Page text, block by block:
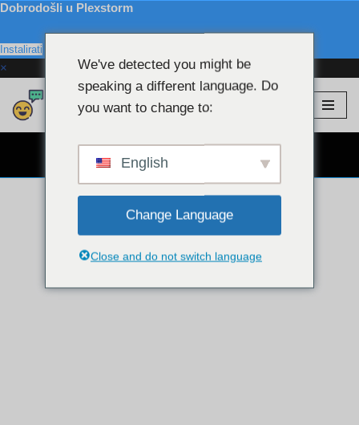
Dobrodošli u Plexstorm
Instalirati
×
Preskoči
Plexstorm 💖 VIP modeli
BESPLATNO CHAT WEBCAM 👉
We've detected you might be
speaking a different language. Do
you want to change to:
English
Change Language
Close and do not switch language